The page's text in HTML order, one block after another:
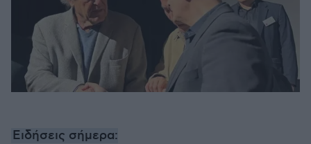
Ειδήσεις σήμερα: